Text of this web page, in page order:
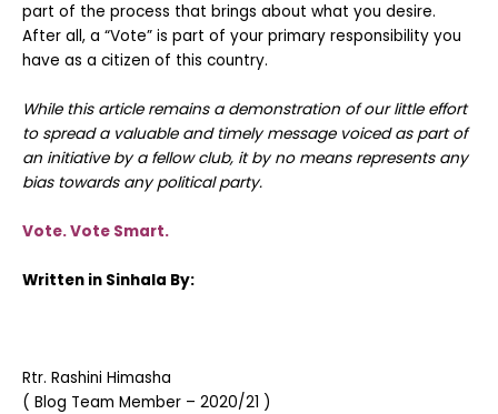
part of the process that brings about what you desire.
After all, a “Vote” is part of your primary responsibility you
have as a citizen of this country.
While this article remains a demonstration of our little effort
to spread a valuable and timely message voiced as part of
an initiative by a fellow club, it by no means represents any
bias towards any political party.
Vote. Vote Smart.
Written in Sinhala By:
Rtr. Rashini Himasha
( Blog Team Member – 2020/21 )